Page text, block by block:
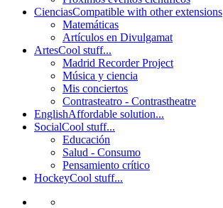
CienciasCompatible with other extensions
Matemáticas
Artículos en Divulgamat
ArtesCool stuff...
Madrid Recorder Project
Música y ciencia
Mis conciertos
Contrasteatro - Contrastheatre
EnglishAffordable solution...
SocialCool stuff...
Educación
Salud - Consumo
Pensamiento crítico
HockeyCool stuff...